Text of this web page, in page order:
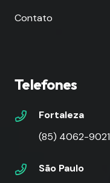
Contato
Telefones
Fortaleza
(85) 4062-9021
São Paulo